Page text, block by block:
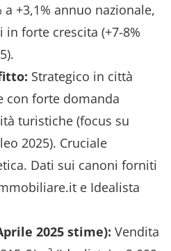
+3,1% annuo nazionale,
forte crescita (+7-8%
Strategico in città
con forte domanda
turistiche (focus su
2025). Cruciale
Dati sui canoni forniti
e Idealista
2025 stime): Vendita